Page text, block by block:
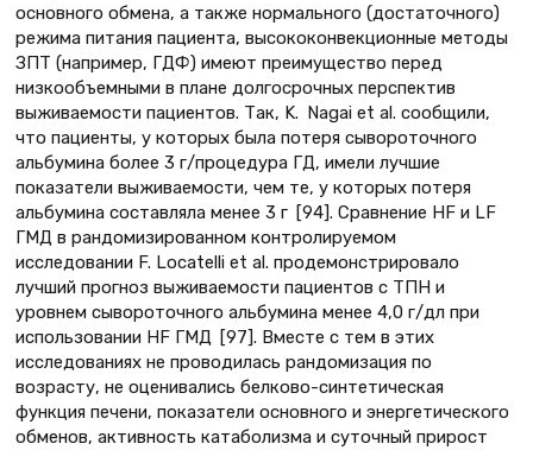
основного обмена, а также нормального (достаточного)
режима питания пациента, высококонвекционные методы
ЗПТ (например, ГДФ) имеют преимущество перед
низкообъемными в плане долгосрочных перспектив
выживаемости пациентов. Так, K. Nagai et al. сообщили,
что пациенты, у которых была потеря сывороточного
альбумина более 3 г/процедура ГД, имели лучшие
показатели выживаемости, чем те, у которых потеря
альбумина составляла менее 3 г [94]. Сравнение HF и LF
ГМД в рандомизированном контролируемом
исследовании F. Locatelli et al. продемонстрировало
лучший прогноз выживаемости пациентов с ТПН и
уровнем сывороточного альбумина менее 4,0 г/дл при
использовании HF ГМД [97]. Вместе с тем в этих
исследованиях не проводилась рандомизация по
возрасту, не оценивались белково-синтетическая
функция печени, показатели основного и энергетического
обменов, активность катаболизма и суточный прирост